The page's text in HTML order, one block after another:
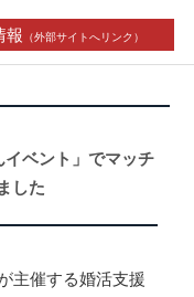
報 （外部サイトへリンク）
ベント」でマッチ
した
主催する婚活支援